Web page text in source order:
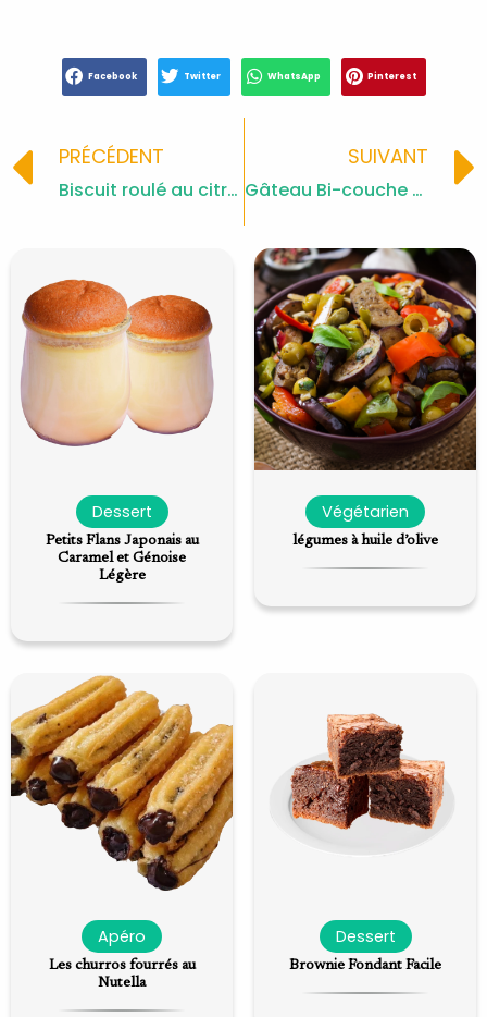
Facebook Twitter WhatsApp Pinterest
Prev
PRÉCÉDENT
Biscuit roulé au citron
SUIVANT
Gâteau Bi-couche Chocolat et Mascarpone
Dessert
Petits Flans Japonais au
Caramel et Génoise
Légère
Végétarien
légumes à huile d’olive
Apéro
Les churros fourrés au
Nutella
Dessert
Brownie Fondant Facile